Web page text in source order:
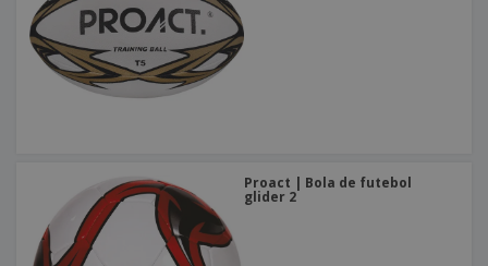
Proact | Bola de futebol
glider 2